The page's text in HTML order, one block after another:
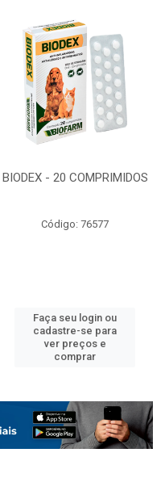
BIODEX - 20 COMPRIMIDOS
Código: 76577
Faça seu login ou
cadastre-se para
ver preços e
comprar